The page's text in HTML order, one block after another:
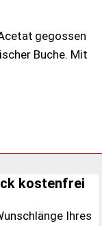
gegossen
Buche. Mit
kostenfrei
Ihres